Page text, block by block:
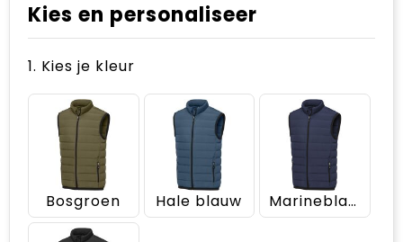
Kies en personaliseer
1. Kies je kleur
Bosgroen Hale blauw Marineblauw